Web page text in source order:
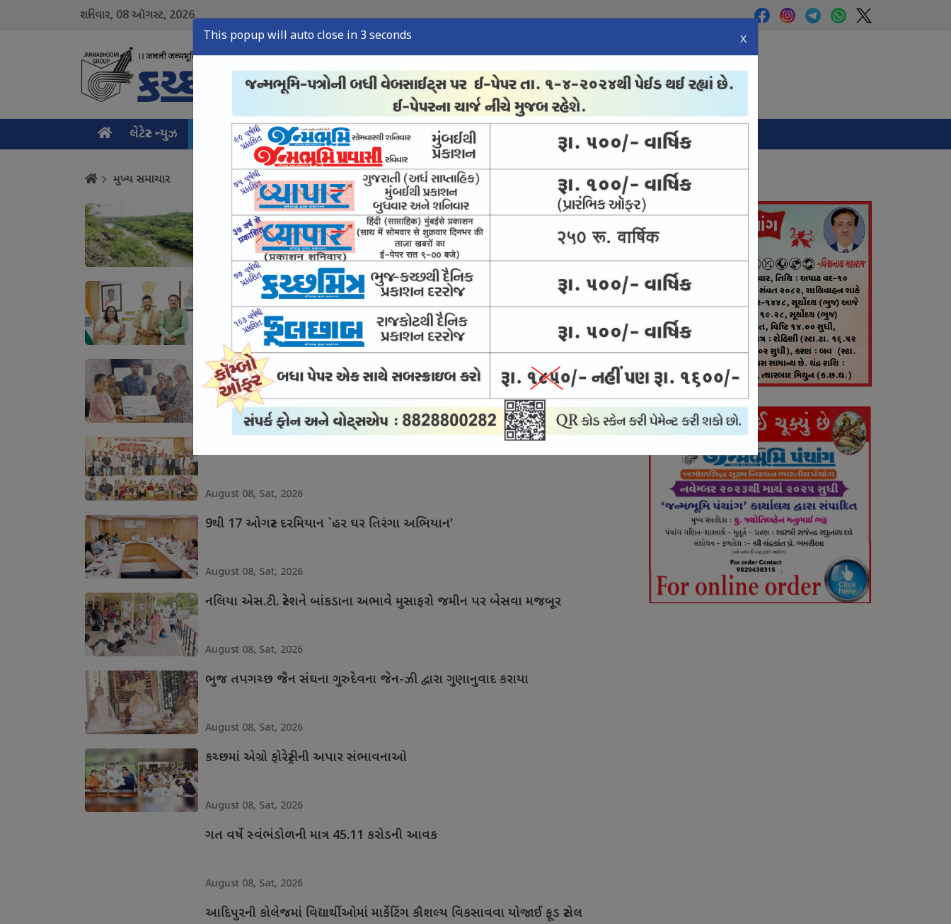
શનિવાર, 08ઑગસ્ટ, 2026
લેટેસ્ટ ન્યુઝ મુખ્ય સમાચાર ક્રાઇમ ન્યુઝ સ્પોર્ટ્સ ન્યુઝ તંત્રી લેખ ઈ-પેપર
This popup will auto close in 2 seconds X
મુખ્ય સમાચાર
વરસાદ બાદ ભોયડ કાંઠો સોળેકળાએ પાંગર્યો
August 08, Sat, 2026
કંડલા વિમાની સેવા વિસ્તરણ-યાત્રિક સુવિધાઓ વધારવા માંગ
August 08, Sat, 2026
સખી મંડળોને 14.05 કરોડની કેશ ક્રેડિટ લોન
August 08, Sat, 2026
August 08, Sat, 2026
9થી 17 ઓગસ્ટ દરમિયાન `હર ઘર તિરંગા અભિયાન'
August 08, Sat, 2026
નલિયા એસ.ટી. સ્ટેશને બાંકડાના અભાવે મુસાફરો જમીન પર બેસવા મજબૂર
August 08, Sat, 2026
ભુજ તપગચ્છ જૈન સંઘના ગુરુદેવના જેન-ઝી દ્વારા ગુણાનુવાદ કરાયા
August 08, Sat, 2026
કચ્છમાં એગ્રો ફોરેસ્ટ્રીની અપાર સંભાવનાઓ
August 08, Sat, 2026
ગત વર્ષે સ્વંભંડોળની માત્ર 45.11 કરોડની આવક
August 08, Sat, 2026
આદિપુરની કોલેજમાં વિદ્યાર્થીઓમાં માર્કેટિંગ કૌશલ્ય વિકસાવવા યોજાઈ ફૂડ સ્ટોલ
Panchang